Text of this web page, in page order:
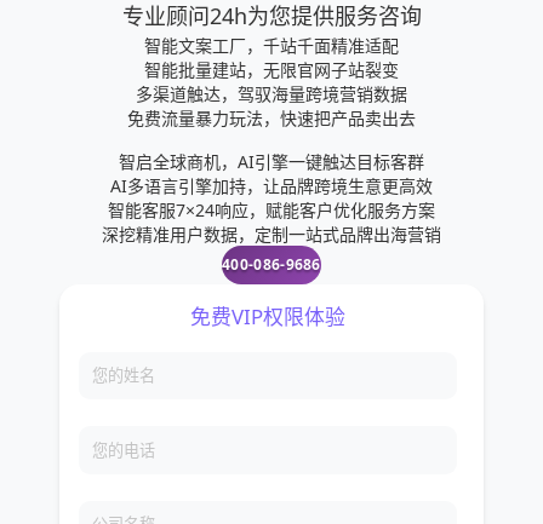
专业顾问24h为您提供服务咨询
智能文案工厂，千站千面精准适配
智能批量建站，无限官网子站裂变
多渠道触达，驾驭海量跨境营销数据
免费流量暴力玩法，快速把产品卖出去
智启全球商机，AI引擎一键触达目标客群
AI多语言引擎加持，让品牌跨境生意更高效
智能客服7×24响应，赋能客户优化服务方案
深挖精准用户数据，定制一站式品牌出海营销
400-086-9686